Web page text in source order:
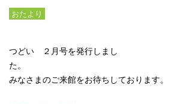
おたより
つどい ２月号を発行しまし
みなさまのご来館をお待ちしております。